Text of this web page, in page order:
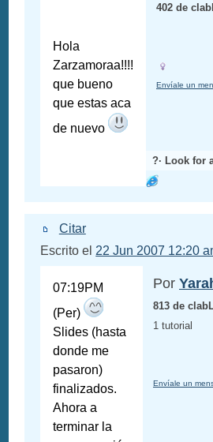
Hola
Zarzamoraa!!!!
que bueno
que estas aca
de nuevo
402 de
Envíale un
?· Look for
Citar
Escrito el 22 Jun 2007 12:20
07:19PM
(Per)
Slides (hasta
donde me
pasaron)
finalizados.
Ahora a
terminar la
Por
813 de
1 tutorial
Envíale un